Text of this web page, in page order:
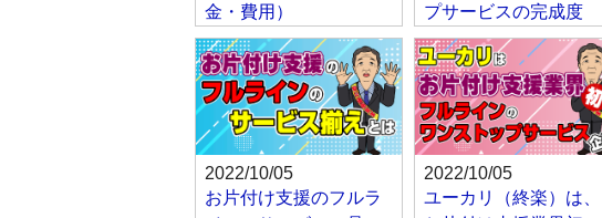
金・費用）
プサービスの完成度
2022/10/05
お片付け支援のフルラ
2022/10/05
ユーカリ（終楽）は、